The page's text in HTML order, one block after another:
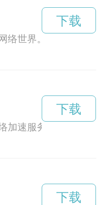
络世界。
下载
加速服务，让您的网络
下载
下载